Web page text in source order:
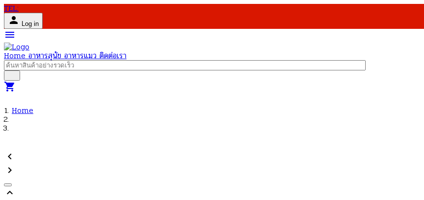
TEL:
person Log in
menu
Homeอาหารสุนัขอาหารแมวติดต่อเรา
shopping_cart
Home
chevron_left
chevron_right
keyboard_arrow_up